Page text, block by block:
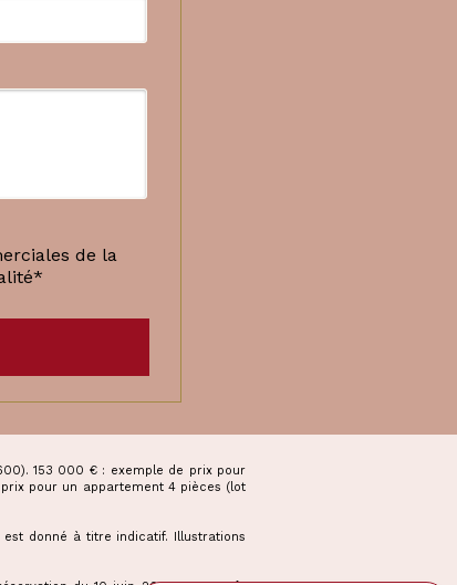
de la
153 000 € : exemple de prix pour
pour un appartement 4 pièces (lot
donné à titre indicatif. Illustrations